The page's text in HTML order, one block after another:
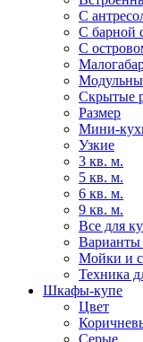
С
С барной
С
Скрытые
Размер
Мини-
Узкие
3 кв. м.
5 кв. м.
6 кв. м.
9 кв. м.
Все для
Варианты
Мойки и
Техника
Шкафы-купе
Цвет
Серые